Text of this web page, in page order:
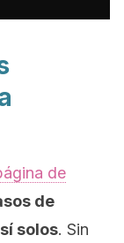
de
de
solos. Sin